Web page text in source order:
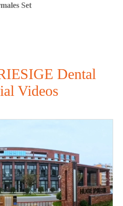
Set
Dental
Videos